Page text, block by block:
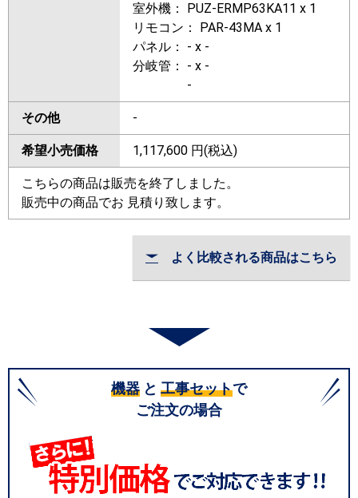
室外機： PUZ-ERMP63KA11 x 1
リモコン： PAR-43MA x 1
パネル： - x -
分岐管： - x -
-
その他 -
希望小売価格 1,117,600 円(税込)
こちらの商品は販売を終了しました。
販売中の商品でお 見積り致します。
よく比較される商品はこちら
機器 と 工事セットで
ご注文の場合